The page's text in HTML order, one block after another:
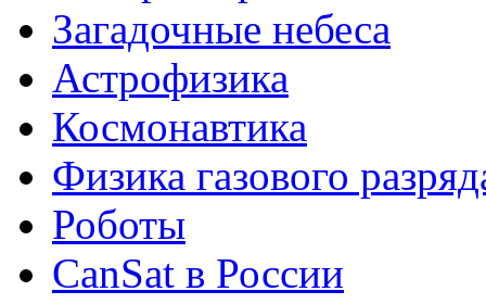
Загадочные небеса
Астрофизика
Космонавтика
Физика газового
Роботы
CanSat в России